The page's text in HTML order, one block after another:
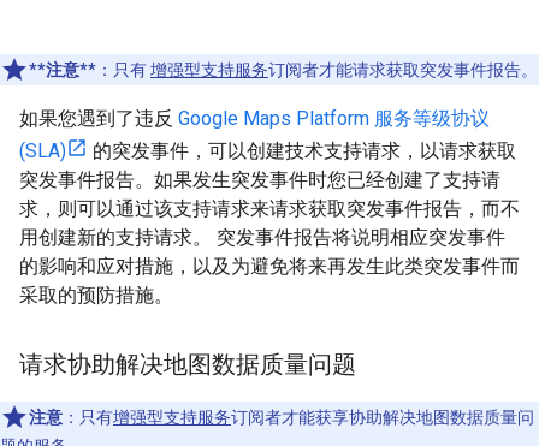
**注意** ：只有增强型支持服务订阅者才能请求获取突发事件报告。
如果您遇到了违反 Google Maps Platform 服务等级协议
(SLA)
的突发事件，可以创建技术支持请求，以请求获取
突发事件报告。如果发生突发事件时您已经创建了支持请
求，则可以通过该支持请求来请求获取突发事件报告，而不
用创建新的支持请求。 突发事件报告将说明相应突发事件
的影响和应对措施，以及为避免将来再发生此类突发事件而
采取的预防措施。
请求协助解决地图数据质量问题
注意 ：只有增强型支持服务订阅者才能获享协助解决地图数据质量问